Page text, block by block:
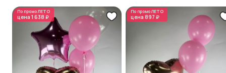
По промоЛЕТО
цена 1 638 ₽
По промоЛЕТО
цена 897 ₽